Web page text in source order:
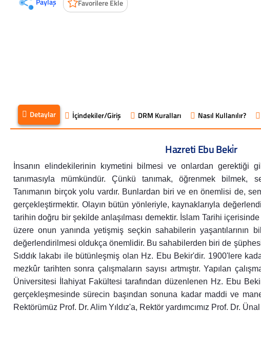
Paylaş Favorilere Ekle
Detaylar İçindekiler/Giriş DRM Kuralları Nasıl Kullanılır?
Hazreti Ebu Beki̇r
İnsanın elindekilerinin kıymetini bilmesi ve onlardan gerektiği
tanımasıyla mümkündür. Çünkü tanımak, öğrenmek bilmek,
Tanımanın birçok yolu vardır. Bunlardan biri ve en önemlisi de,
gerçekleştirmektir. Olayın bütün yönleriyle, kaynaklarıyla
tarihin doğru bir şekilde anlaşılması demektir. İslam Tarihi
üzere onun yanında yetişmiş seçkin sahabilerin yaşantılarının
değerlendirilmesi oldukça önemlidir. Bu sahabilerden biri de
Sıddık lakabı ile bütünleşmiş olan Hz. Ebu Bekir'dir. 1900'lere
mezkûr tarihten sonra çalışmaların sayısı artmıştır. Yapılan
Üniversitesi İlahiyat Fakültesi tarafından düzenlenen Hz. Ebu
gerçekleşmesinde sürecin başından sonuna kadar maddi ve
Rektörümüz Prof. Dr. Alim Yıldız'a, Rektör yardımcımız Prof. Dr.